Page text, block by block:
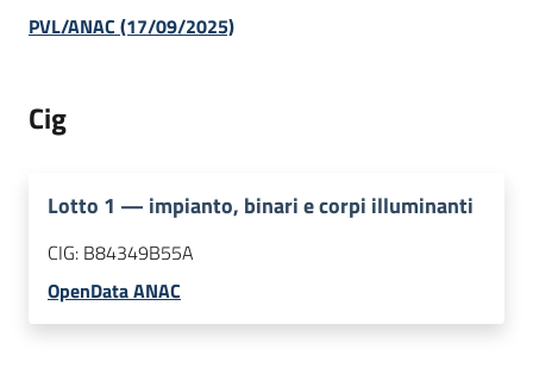
PVL/ANAC (17/09/2025)
Cig
Lotto 1 — impianto, binari e corpi illuminanti
CIG: B84349B55A
OpenData ANAC